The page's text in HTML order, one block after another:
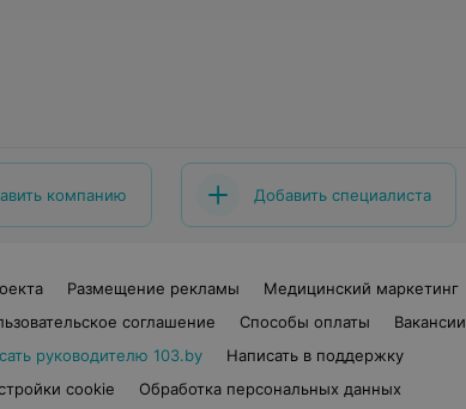
компанию Добавить специалиста
Размещение рекламы
Медицинский маркетинг
соглашение Способы оплаты
Вакансии
руководителю 103.by
Написать в поддержку
cookie
Обработка персональных данных